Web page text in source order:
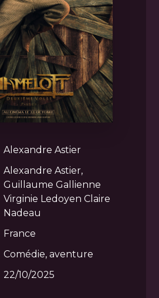
Alexandre Astier
Alexandre Astier,
Guillaume Gallienne
Virginie Ledoyen Claire
Nadeau
France
Comédie, aventure
22/10/2025